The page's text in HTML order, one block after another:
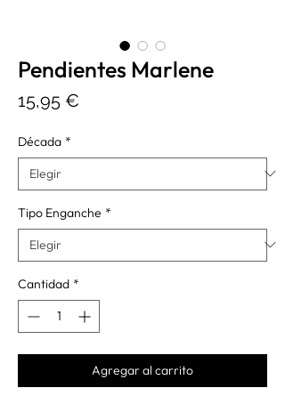
Pendientes Marlene
15,95 €
Década *
Tipo Enganche *
Cantidad *
Agregar al carrito